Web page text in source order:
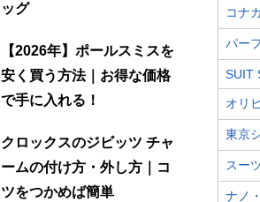
ッグ
【2026年】ポールスミスを
安く買う方法｜お得な価格
で手に入れる！
クロックスのジビッツ チャ
ームの付け方・外し方｜コ
ツをつかめば簡単
コナカ
パー
SUIT
オリ
東京
スー
ナノ